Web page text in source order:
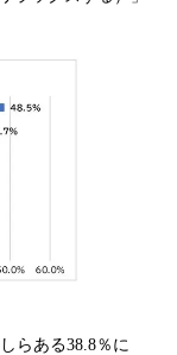
らある38.8％に